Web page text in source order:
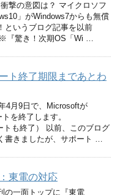
撃の意図は？ マイクロソフ
」がWindows7からも無償
というブログ記事を以前
※『驚き！次期OS「Wi …
ト終了期限まであとわ
4月9日で、Microsoftが
を終了します。
トも終了） 以前、このブログ
書きましたが、サポート …
東電の対応
の一面トップに『東電